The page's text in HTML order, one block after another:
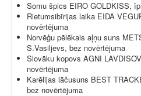
Somu špics EIRO GOLDKISS,
Rietumsibīrijas laika EIDA
novērtējuma
Norvēģu pēlēkais aļņu suns
S.Vasiljevs, bez novērtējuma
Slovāku kopovs AGNI
novērtējuma
Karēlijas lāčusuns BEST
bez novērtējuma